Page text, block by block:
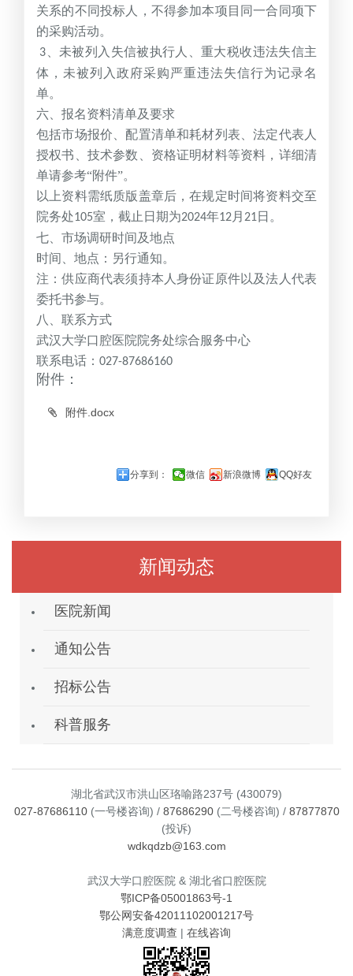
关系的不同投标人，不得参加本项目同一合同项下
的采购活动。
3 、未被列入失信被执行人、重大税收违法失信主
体，未被列入政府采购严重违法失信行为记录名
单。
六、报名资料清单及要求
包括市场报价、配置清单和耗材列表、法定代表人
授权书、技术参数、资格证明材料等资料，详细清
单请参考“附件”。
以上资料需纸质版盖章后，在规定时间将资料交至
院务处105室，截止日期为2024年12月 21日。
七、市场调研时间及地点
时间、地点：另行通知。
注：供应商代表须持本人身份证原件以及法人代表
委托书参与。
八、联系方式
武汉大学口腔医院院务处综合服务中心
联系电话： 027-87686160
附件：
附件.docx
分享到： 微信 新浪微博 QQ好友
新闻动态
医院新闻
通知公告
招标公告
科普服务
湖北省武汉市洪山区珞喻路237号 (430079)
027-87686110(一号楼咨询) / 87686290(二号楼咨询) / 87877870
(投诉)
wdkqdzb@163.com
武汉大学口腔医院 & 湖北省口腔医院
鄂ICP备05001863号-1
鄂公网安备42011102001217号
满意度调查 | 在线咨询